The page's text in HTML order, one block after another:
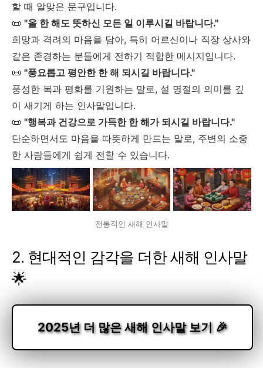
할 때 알맞은 문구입니다.
📜 "올 한 해도 뜻하신 모든 일 이루시길 바랍니다."
희망과 격려의 마음을 담아, 특히 어르신이나 직장 상사와
같은 존경하는 분들에게 전하기 적합한 메시지입니다.
📜 "풍요롭고 평안한 한 해 되시길 바랍니다."
풍성한 복과 평화를 기원하는 말로, 설 명절의 의미를 깊
이 새기게 하는 인사말입니다.
📜 "행복과 건강으로 가득한 한 해가 되시길 바랍니다."
단순하면서도 마음을 따뜻하게 만드는 말로, 주변의 소중
한 사람들에게 쉽게 전할 수 있습니다.
전통적인 새해 인사말
2. 현대적인 감각을 더한 새해 인사말
🌟
2025년 더 많은 새해 인사말 보기 🎉